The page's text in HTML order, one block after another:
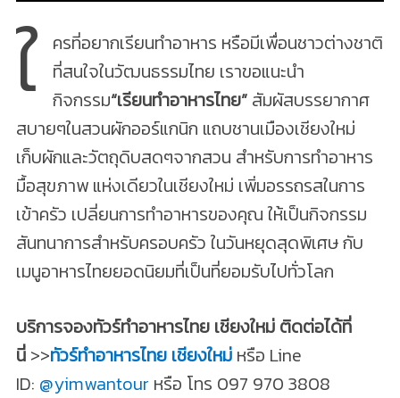
ใ ครที่อยากเรียนทำอาหาร หรือมีเพื่อนชาวต่างชาติ
ที่สนใจในวัฒนธรรมไทย เราขอแนะนำ
กิจกรรม“เรียนทำอาหารไทย”สัมผัสบรรยากาศ
สบายๆในสวนผักออร์แกนิก แถบชานเมืองเชียงใหม่
เก็บผักและวัตถุดิบสดๆจากสวน สำหรับการทำอาหาร
มื้อสุขภาพ แห่งเดียวในเชียงใหม่ เพิ่มอรรถรสในการ
เข้าครัว เปลี่ยนการทำอาหารของคุณ ให้เป็นกิจกรรม
สันทนาการสำหรับครอบครัว ในวันหยุดสุดพิเศษ กับ
เมนูอาหารไทยยอดนิยมที่เป็นที่ยอมรับไปทั่วโลก
บริการจองทัวร์ทำอาหารไทย เชียงใหม่ ติดต่อได้ที่
นี่>>ทัวร์ทำอาหารไทย เชียงใหม่หรือ Line
ID: @yimwantourหรือ โทร 097 970 3808